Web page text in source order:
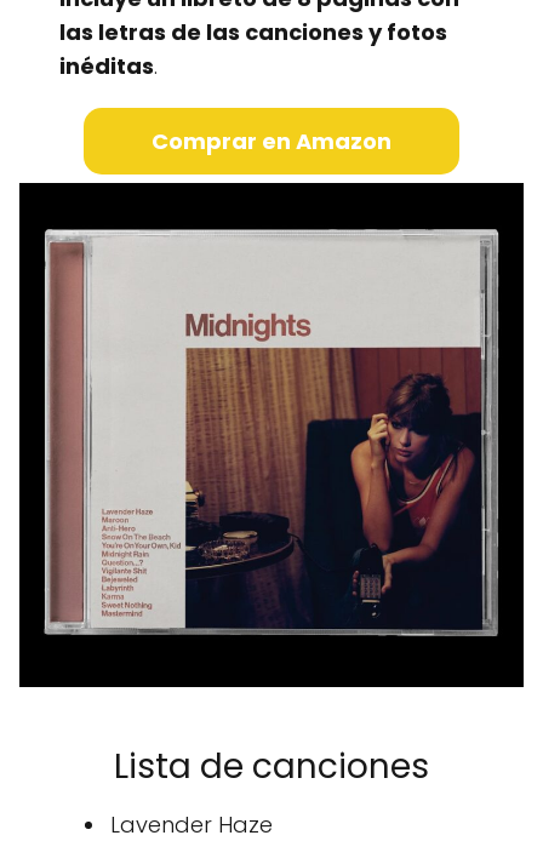
las letras de las canciones y fotos
inéditas.
Comprar en Amazon
Lista de canciones
Lavender Haze